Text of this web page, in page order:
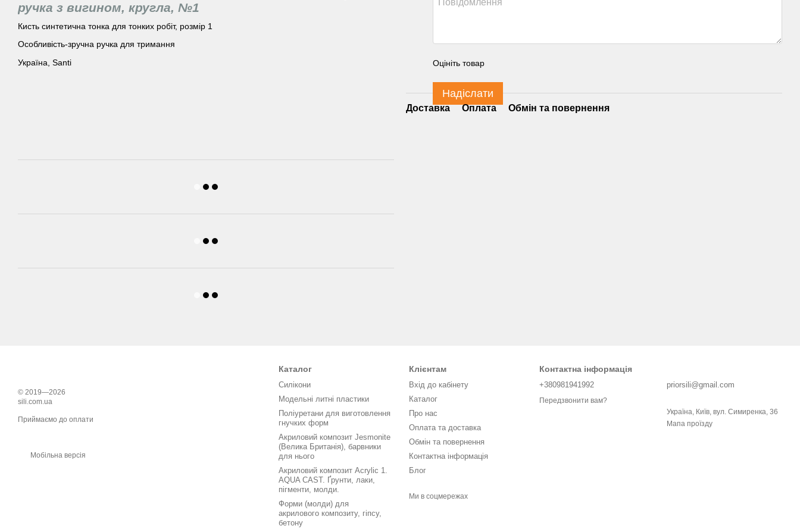
ручка з вигином, кругла, №1
Кисть синтетична тонка для тонких робіт, розмір 1
Особливість-зручна ручка для тримання
Україна, Santi
Оцініть товар
Надіслати
Доставка Оплата Обмін та повернення
© 2019—2026
sili.com.ua
Приймаємо до оплати
Мобільна версія
Каталог
Силікони
Модельні литні пластики
Поліуретани для виготовлення
гнучких форм
Акриловий композит Jesmonite
(Велика Британія), барвники
для нього
Акриловий композит Acrylic 1.
AQUA CAST. Ґрунти, лаки,
пігменти, молди.
Форми (молди) для
акрилового композиту, гіпсу,
бетону
Клієнтам
Вхід до кабінету
Каталог
Про нас
Оплата та доставка
Обмін та повернення
Контактна інформація
Блог
Ми в соцмережах
Контактна інформація
+380981941992
Передзвонити вам?
priorsili@gmail.com
Україна, Київ, вул. Симиренка, 36
Мапа проїзду